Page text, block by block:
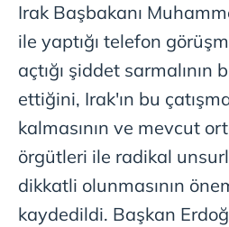
Irak Başbakanı
ile yaptığı telefon
açtığı şiddet sarmalının
ettiğini, Irak'ın bu
kalmasının ve mevcut
örgütleri ile radikal
dikkatli olunmasının
kaydedildi. Başkan